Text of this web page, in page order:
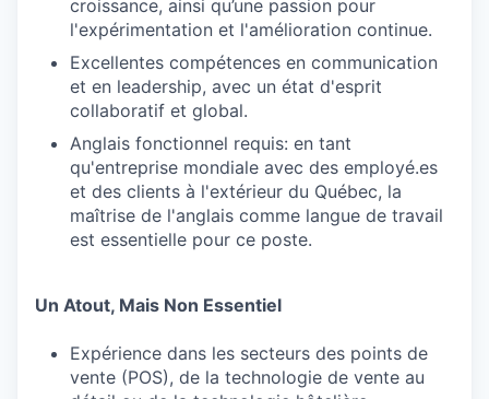
croissance, ainsi qu’une passion pour
l'expérimentation et l'amélioration continue.
Excellentes compétences en communication
et en leadership, avec un état d'esprit
collaboratif et global.
Anglais fonctionnel requis: en tant
qu'entreprise mondiale avec des employé.es
et des clients à l'extérieur du Québec, la
maîtrise de l'anglais comme langue de travail
est essentielle pour ce poste.
Un Atout, Mais Non Essentiel
Expérience dans les secteurs des points de
vente (POS), de la technologie de vente au